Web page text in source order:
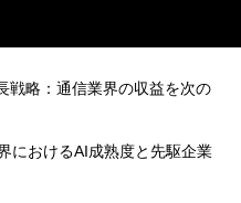
戦略：通信業界の収益を次の
におけるAI成熟度と先駆企業